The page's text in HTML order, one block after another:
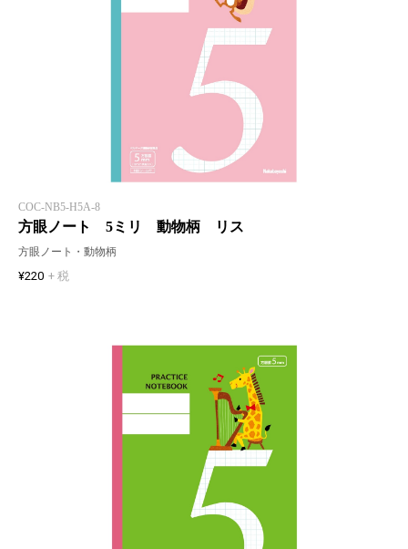
COC-NB5-H5A-8
方眼ノート 5ミリ 動物柄 リス
方眼ノート・動物柄
¥220 + 税